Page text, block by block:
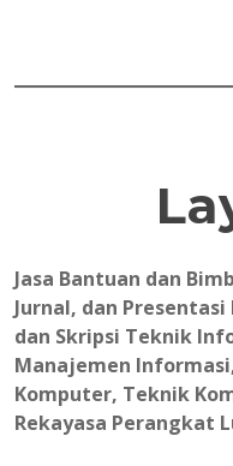
Jasa Bantuan dan
Jurnal, dan
dan Skripsi Teknik
Manajemen
Komputer, Teknik
Rekayasa Perangkat